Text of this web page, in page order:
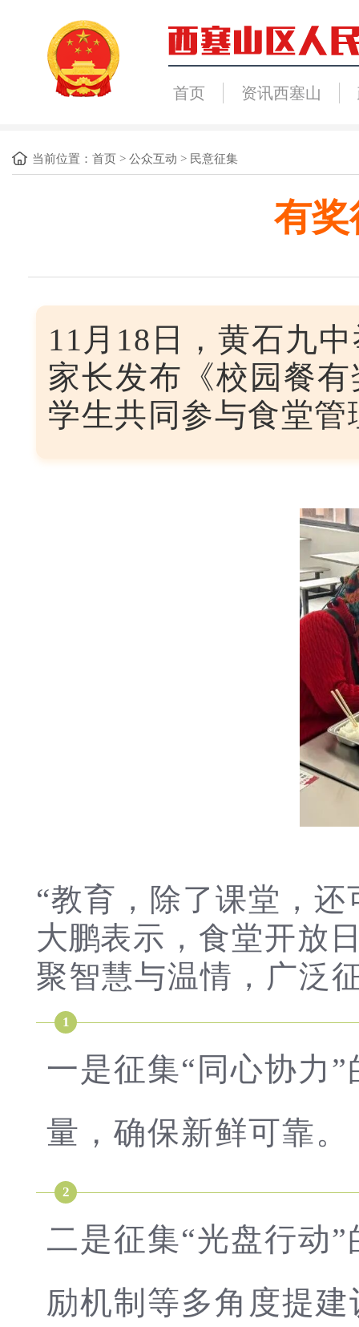
首页 资讯西塞山
当前位置： 首页 > 公众互动 > 民意征集
有奖
11月18日，黄石九
家长发布《校园餐
学生共同参与食堂
“教育，除了课堂，
大鹏表示，食堂开放
聚智慧与温情，广泛
1
一是征集“同心协力
量，确保新鲜可靠。
2
二是征集“光盘行动
励机制等多角度提